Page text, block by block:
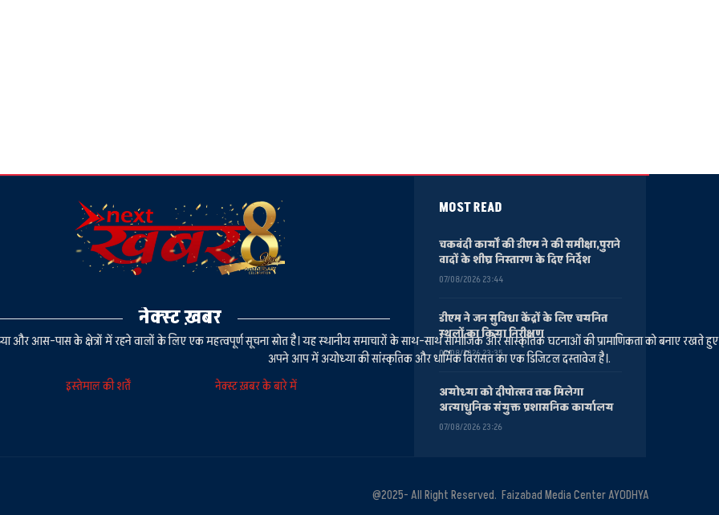
नेक्स्ट ख़बर
और आस-पास के क्षेत्रों में रहने वालों के लिए एक महत्वपूर्ण सूचना स्रोत है। यह स्थानीय समाचारों के साथ-साथ सामाजिक और सांस्कृतिक घटनाओं की प्रामाणिकता को बनाए रखते हुए
अपने आप में अयोध्या की सांस्कृतिक और धार्मिक विरासत का एक डिजिटल दस्तावेज है।.
इस्तेमाल की शर्तें नेक्स्ट ख़बर के बारे में
MOST READ
चकबंदी कार्यों की डीएम ने की समीक्षा,पुराने
वादों के शीघ्र निस्तारण के दिए निर्देश
07/08/2026 23:44
डीएम ने जन सुविधा केंद्रों के लिए चयनित
स्थलों का किया निरीक्षण
07/08/2026 23:35
अयोध्या को दीपोत्सव तक मिलेगा
अत्याधुनिक संयुक्त प्रशासनिक कार्यालय
07/08/2026 23:26
@2025- All Right Reserved. Faizabad Media Center AYODHYA